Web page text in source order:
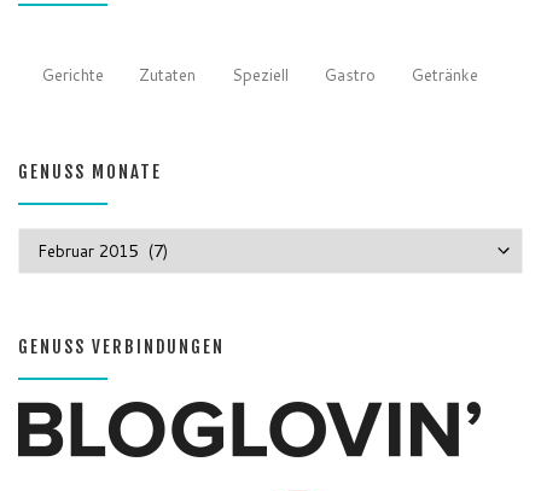
Gerichte Zutaten Speziell Gastro Getränke
GENUSS MONATE
GENUSS VERBINDUNGEN